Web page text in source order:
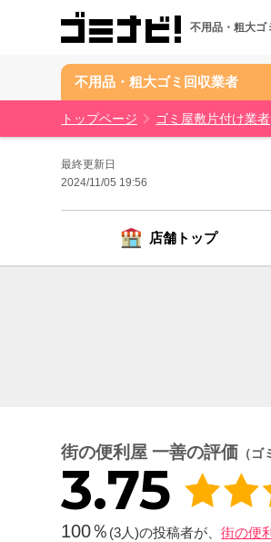
不用品・粗大ゴ
不用品・粗大ゴミ回収業者
トップページ ゴミ屋敷片付け業者
最終更新日
2024/11/05 19:56
店舗トップ
街の便利屋 一善の評価 （ゴ
3.75
100％ (3人)の投稿者が、街の便
人中、人の方が、｢参考になった｣と投票